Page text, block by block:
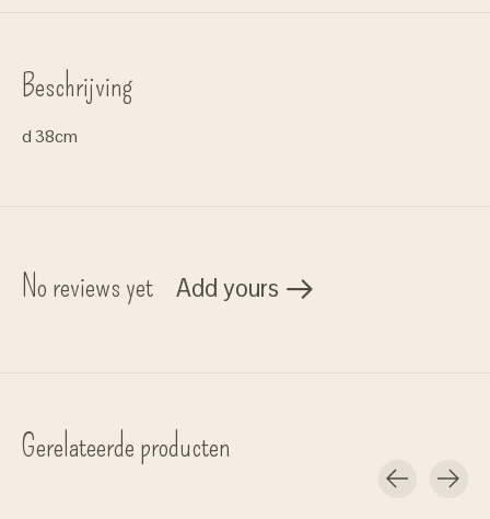
Beschrijving
d 38cm
No reviews yet Add yours
Gerelateerde producten